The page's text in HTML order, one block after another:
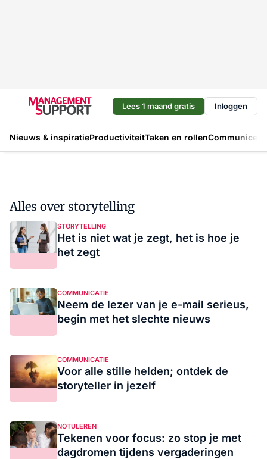
Lees 1 maand gratis Inloggen
Nieuws & inspiratieProductiviteitTaken en rollen
Alles over storytelling
STORYTELLING
Het is niet wat je zegt, het is hoe je
het zegt
COMMUNICATIE
Neem de lezer van je e-mail serieus,
begin met het slechte nieuws
COMMUNICATIE
Voor alle stille helden; ontdek de
storyteller in jezelf
NOTULEREN
Tekenen voor focus: zo stop je met
dagdromen tijdens vergaderingen